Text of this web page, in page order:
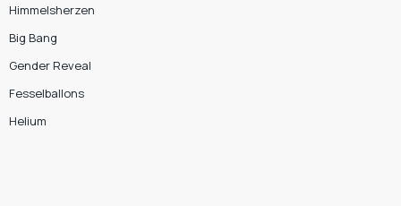
Himmelsherzen
Big Bang
Gender Reveal
Fesselballons
Helium